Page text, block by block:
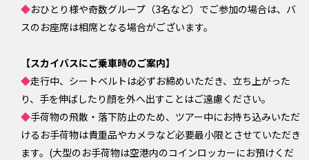
◆おひとり様や奇数グループ（3名など）でご参加の場合は、バ
スのお座席は相席となる場合がございます。
【スカイバスにご乗車時のご案内】
◆走行中、シートベルトは必ずお締めいただき、立ち上がった
り、手を伸ばしたり顔を外へ出すことはご遠慮ください。
◆手荷物の飛散・落下防止のため、ツアー中にお持ち込みいただ
けるお手荷物は貴重品やカメラなど必要最小限とさせていただき
ます。(大型のお手荷物は空港内のコインロッカーにお預けくだ